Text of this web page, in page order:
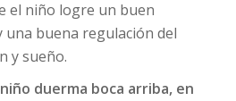
el niño logre un buen
buena regulación del
y sueño.
duerma boca arriba, en